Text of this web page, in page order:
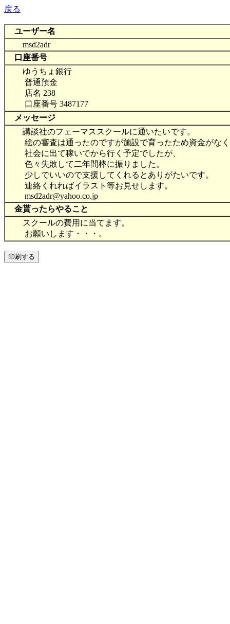
戻る
ユーザー名
msd2adr
口座番号
ゆうちょ銀行
普通預金
店名 238
口座番号 3487177
メッセージ
講談社のフェーマススクールに通いたいです。
絵の審査は通ったのですが施設で育ったため資金がなく
社会に出て稼いでから行く予定でしたが、
色々失敗して二年間棒に振りました。
少しでいいので支援してくれるとありがたいです。
連絡くれればイラスト等お見せします。
msd2adr@yahoo.co.jp
金貰ったらやること
スクールの費用に当てます。
お願いします・・・。